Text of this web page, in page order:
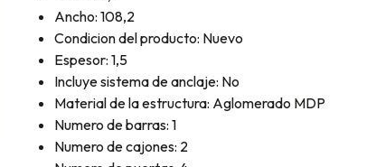
Ancho: 108,2
Condicion del producto: Nuevo
Espesor: 1,5
Incluye sistema de anclaje: No
Material de la estructura: Aglomerado MDP
Numero de barras: 1
Numero de cajones: 2